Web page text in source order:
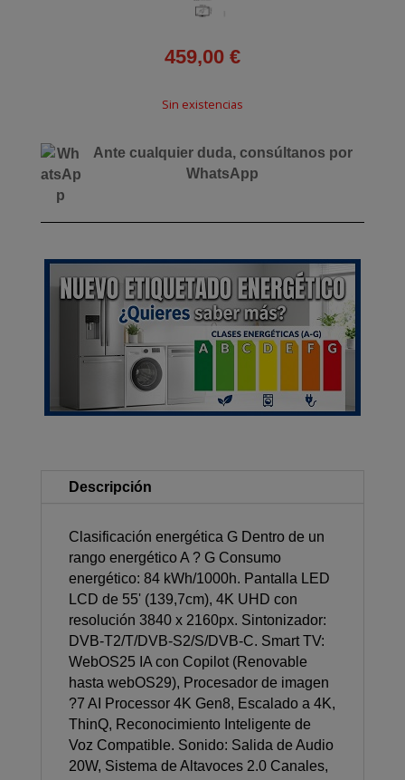
459,00 €
Sin existencias
Ante cualquier duda, consúltanos por
WhatsApp
Descripción
Clasificación energética G Dentro de un
rango energético A ? G Consumo
energético: 84 kWh/1000h. Pantalla LED
LCD de 55' (139,7cm), 4K UHD con
resolución 3840 x 2160px. Sintonizador:
DVB-T2/T/DVB-S2/S/DVB-C. Smart TV:
WebOS25 IA con Copilot (Renovable
hasta webOS29), Procesador de imagen
?7 AI Processor 4K Gen8, Escalado a 4K,
ThinQ, Reconocimiento Inteligente de
Voz Compatible. Sonido: Salida de Audio
20W, Sistema de Altavoces 2.0 Canales,